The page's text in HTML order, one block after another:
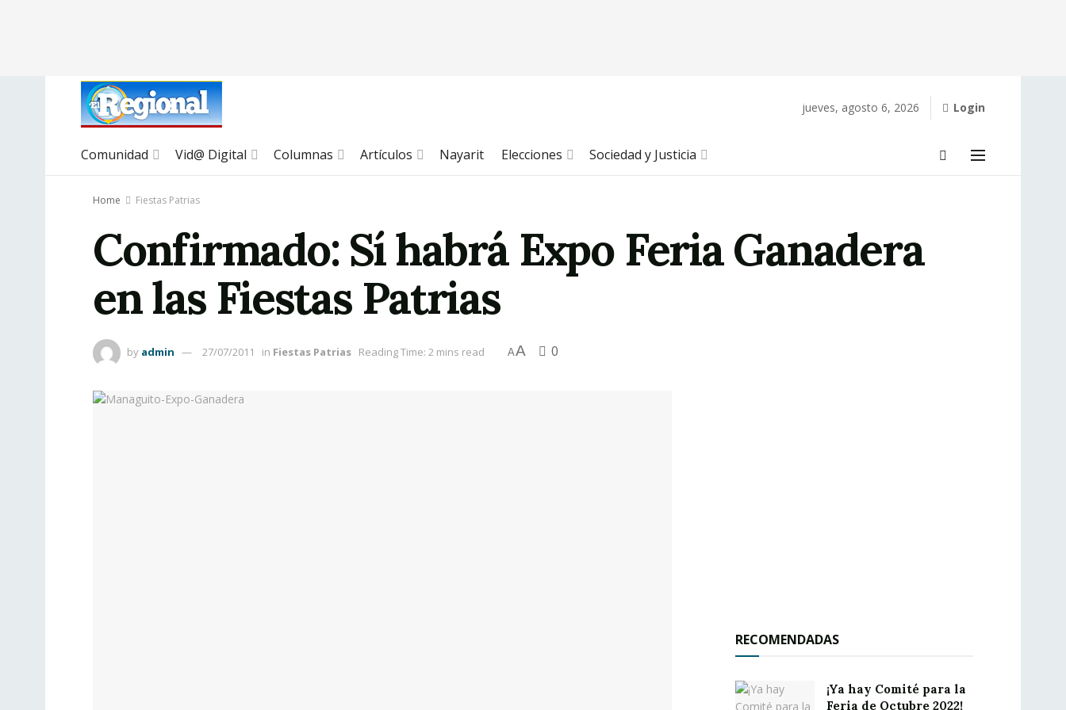
jueves, agosto 6, 2026 Login
Comunidad Vid@ Digital Columnas Artículos Nayarit Elecciones Sociedad y Justicia
Home Fiestas Patrias
Confirmado: Sí habrá Expo Feria Ganadera
en las Fiestas Patrias
by admin 27/07/2011 in Fiestas Patrias Reading Time: 2 mins read AA 0
RECOMENDADAS
¡Ya hay Comité para la
Feria de Octubre 2022!